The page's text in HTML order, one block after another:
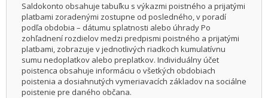
Saldokonto obsahuje tabuľku s výkazmi poistného a prijatými
platbami zoradenými zostupne od posledného, v poradí
podľa obdobia – dátumu splatnosti alebo úhrady Po
zohľadnení rozdielov medzi predpismi poistného a prijatými
platbami, zobrazuje v jednotlivých riadkoch kumulatívnu
sumu nedoplatkov alebo preplatkov. Individuálny účet
poistenca obsahuje informáciu o všetkých obdobiach
poistenia a dosiahnutých vymeriavacích základov na sociálne
poistenie pre daného občana.